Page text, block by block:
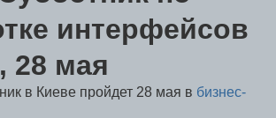
интерфейсов
28 мая
в Киеве пройдет 28 мая в бизнес-